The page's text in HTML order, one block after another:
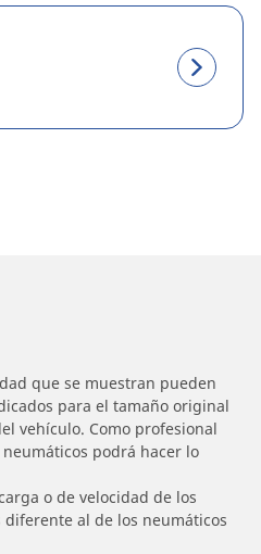
que se muestran pueden
para el tamaño original
vehículo. Como profesional
podrá hacer lo
o de velocidad de los
al de los neumáticos